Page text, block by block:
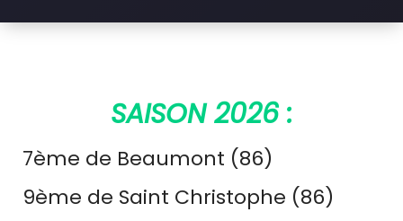
SAISON 2026 :
7ème de Beaumont (86)
9ème de Saint Christophe (86)